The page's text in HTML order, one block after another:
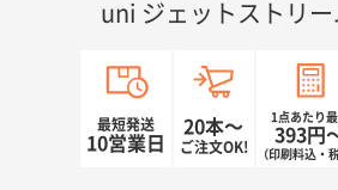
uni ジェットストリー
最短発送
10営業日
20本〜
ご注文OK!
1点あたり
393円
（印刷料込・